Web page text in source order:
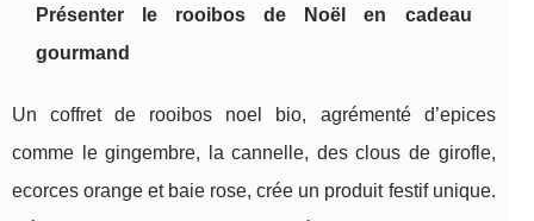
Présenter le rooibos de Noël en cadeau
gourmand
Un coffret de rooibos noel bio, agrémenté d’epices
comme le gingembre, la cannelle, des clous de girofle,
ecorces orange et baie rose, crée un produit festif unique.